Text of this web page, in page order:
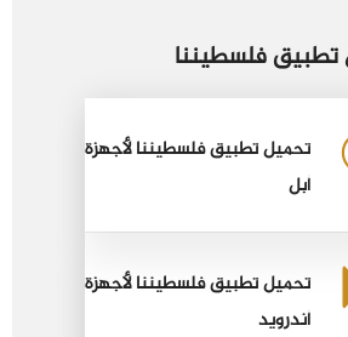
فلسطيننا
تحميل تطبيق فلسطيننا لأجهزة
أبل
تحميل تطبيق فلسطيننا لأجهزة
أندرويد